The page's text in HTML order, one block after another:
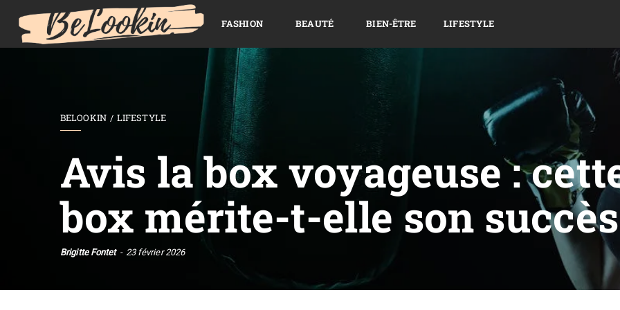
FASHION BEAUTÉ BIEN-ÊTRE LIFESTYLE
BELOOKIN LIFESTYLE
Avis la box voyageuse :
box mérite-t-elle son
Brigitte Fontet 23 février 2026